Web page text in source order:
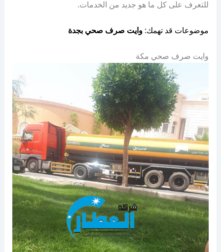
للتعرف على كل ما هو جديد من الخدمات.
موضوعات قد تهمك: وايت صرف صحي بجدة
وايت صرف صحي مكة